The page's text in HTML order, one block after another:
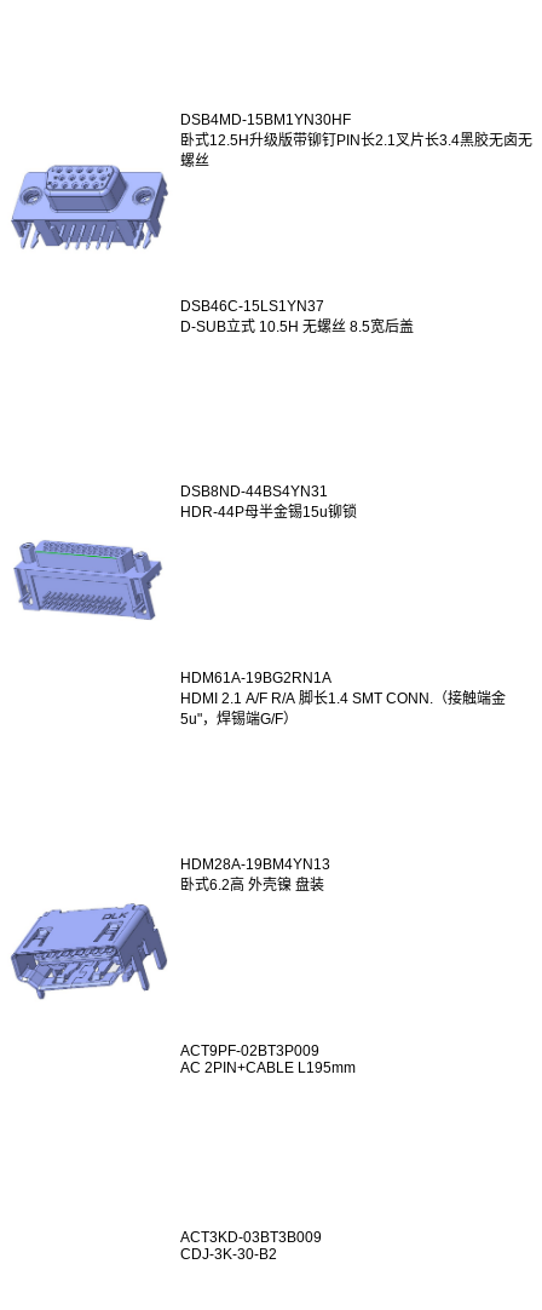
DSB4MD-15BM1YN30HF
卧式12.5H升级版带铆钉PIN长2.1叉片长3.4黑胶无卤无
螺丝
DSB46C-15LS1YN37
D-SUB立式 10.5H 无螺丝 8.5宽后盖
DSB8ND-44BS4YN31
HDR-44P母半金锡15u铆锁
HDM61A-19BG2RN1A
HDMI 2.1 A/F R/A 脚长1.4 SMT CONN.（接触端金
5u"，焊锡端G/F）
HDM28A-19BM4YN13
卧式6.2高 外壳镍 盘装
ACT9PF-02BT3P009
AC 2PIN+CABLE L195mm
ACT3KD-03BT3B009
CDJ-3K-30-B2